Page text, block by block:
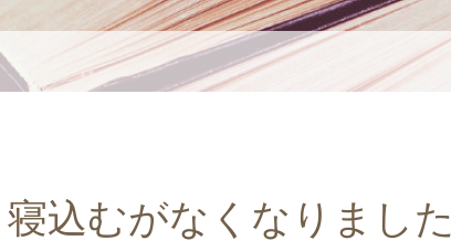
込むがなくなりました